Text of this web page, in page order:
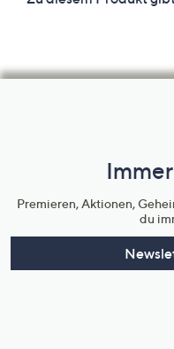
Premieren, Aktionen,
du